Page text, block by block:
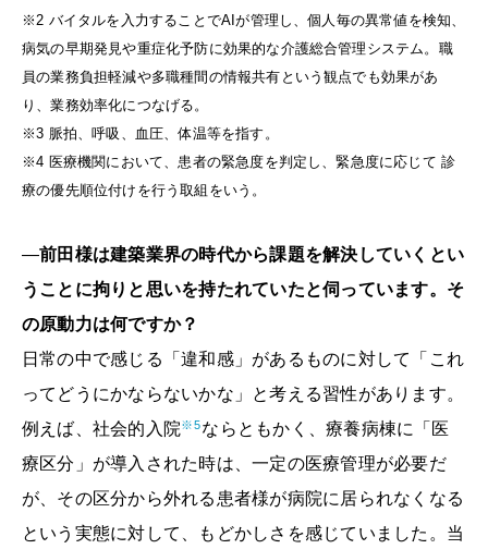
※2 バイタルを入力することでAIが管理し、個人毎の異常値を検知、
病気の早期発見や重症化予防に効果的な介護総合管理システム。職
員の業務負担軽減や多職種間の情報共有という観点でも効果があ
り、業務効率化につなげる。
※3 脈拍、呼吸、血圧、体温等を指す。
※4 医療機関において、患者の緊急度を判定し、緊急度に応じて 診
療の優先順位付けを行う取組をいう。
―前田様は建築業界の時代から課題を解決していくとい
うことに拘りと思いを持たれていたと伺っています。そ
の原動力は何ですか？
日常の中で感じる「違和感」があるものに対して「これ
ってどうにかならないかな」と考える習性があります。
例えば、社会的入院※5ならともかく、療養病棟に「医
療区分」が導入された時は、一定の医療管理が必要だ
が、その区分から外れる患者様が病院に居られなくなる
という実態に対して、もどかしさを感じていました。当